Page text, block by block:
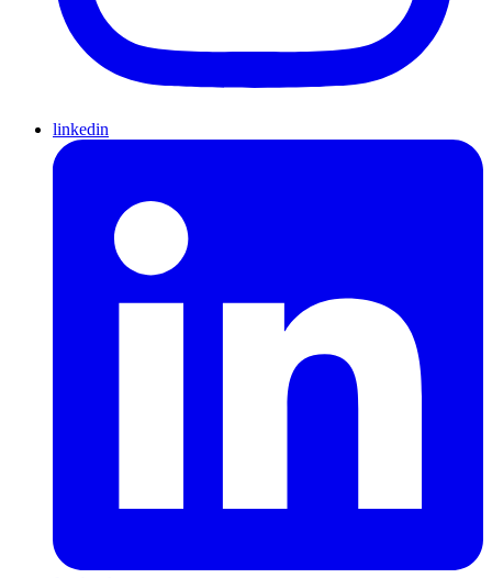
linkedin